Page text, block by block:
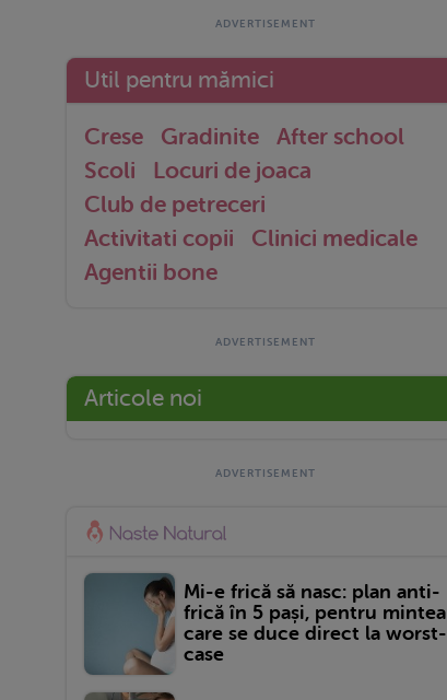
Util pentru mămici
Crese Gradinite
After school
Scoli
Locuri de joaca
Club de petreceri
Activitati copii
Clinici medicale
Agentii bone
Articole noi
Mi-e frică să nasc: plan anti-
frică în 5 pași, pentru mintea
care se duce direct la worst-
case